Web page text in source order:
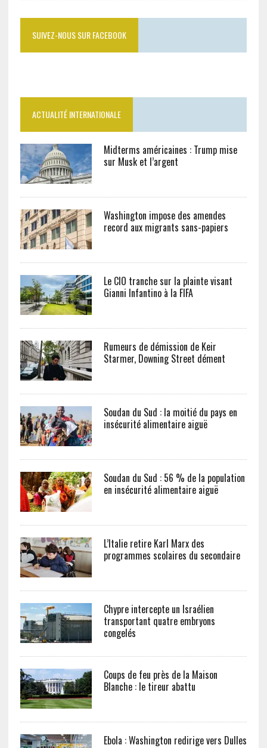
SUIVEZ-NOUS SUR FACEBOOK
ACTUALITÉ INTERNATIONALE
Midterms américaines : Trump mise
sur Musk et l’argent
Washington impose des amendes
record aux migrants sans-papiers
Le CIO tranche sur la plainte visant
Gianni Infantino à la FIFA
Rumeurs de démission de Keir
Starmer, Downing Street dément
Soudan du Sud : la moitié du pays en
insécurité alimentaire aiguë
Soudan du Sud : 56 % de la population
en insécurité alimentaire aiguë
L’Italie retire Karl Marx des
programmes scolaires du secondaire
Chypre intercepte un Israélien
transportant quatre embryons
congelés
Coups de feu près de la Maison
Blanche : le tireur abattu
Ebola : Washington redirige vers Dulles